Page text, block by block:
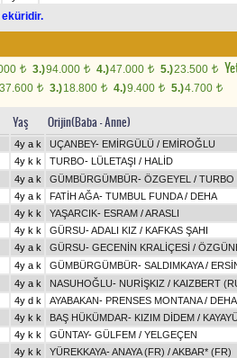
eküridir.
t 3.)94.000 t 4.)47.000 t 5.)23.500 t
37.600 t 3.)18.800 t 4.)9.400 t 5.)4.700 t
Yaş Orijin(Baba - Anne)
4y a k UÇANBEY- EMİRGÜLÜ / EMİROĞLU
4y k k TURBO- LÜLETAŞI / HALİD
4y a k GÜMBÜRGÜMBÜR- ÖZGEYEL / TURBO
4y a k FATİH AĞA- TUMBUL FUNDA/ DEHA
4y k k YAŞARCIK- ESRAM /ARASLI
4y k k GÜRSU-ADALI KIZ / KAFKAS ŞAHI
4y a k GÜRSU- GECENİN KRALİÇESİ /
4y a k GÜMBÜRGÜMBÜR- SALDIMKAYA/
4y a k NASUHOĞLU- NURİŞKIZ / KAIZBERT
4y d k AYABAKAN- PRENSES MONTANA/ DEHA
4y k k BAŞ HÜKÜMDAR- KIZIM DİDEM /
4y k k GÜNTAY- GÜLFEM / YELGEÇEN
4y k k YÜREKKAYA-ANAYA (FR) /AKBAR* (FR)